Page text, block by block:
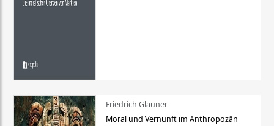
Friedrich Glauner
Moral und Vernunft im Anthropozän